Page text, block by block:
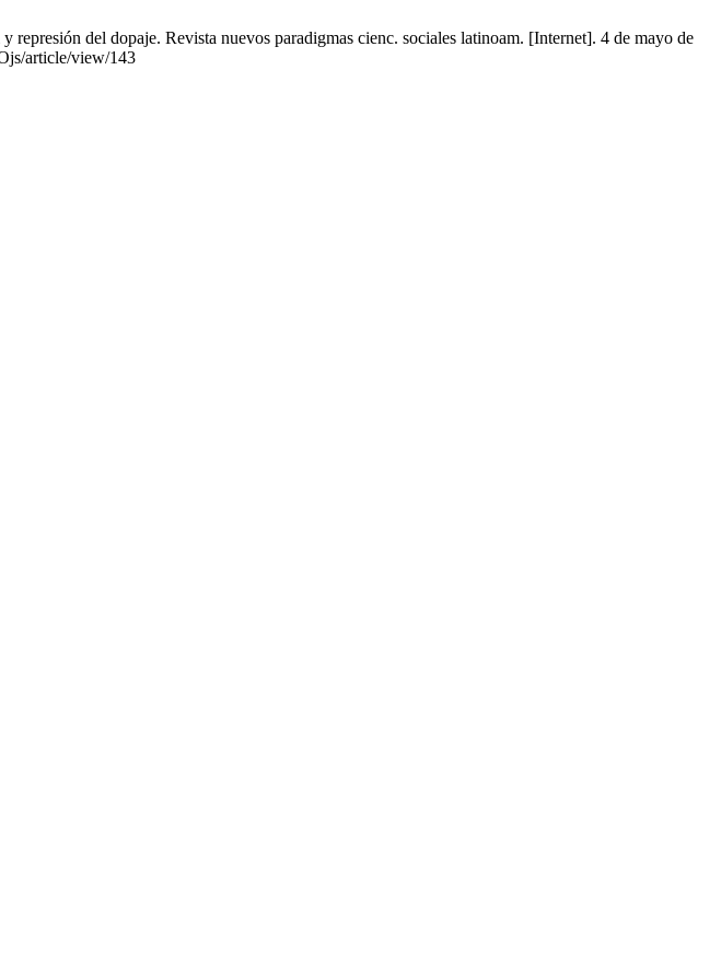
del dopaje. Revista nuevos paradigmas cienc. sociales latinoam. [Internet]. 4 de mayo de
article/view/143